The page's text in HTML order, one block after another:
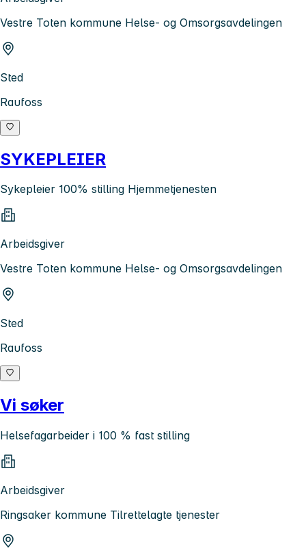
Vestre Toten kommune Helse- og Omsorgsavdelingen
Sted
Raufoss
SYKEPLEIER
Sykepleier 100% stilling Hjemmetjenesten
Arbeidsgiver
Vestre Toten kommune Helse- og Omsorgsavdelingen
Sted
Raufoss
Vi søker
Helsefagarbeider i 100 % fast stilling
Arbeidsgiver
Ringsaker kommune Tilrettelagte tjenester